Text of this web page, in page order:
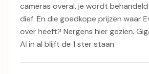
cameras overal, je wordt
dief. En die goedkope prijzen waar
over heeft? Nergens hier gezien.
Al in al blijft de 1 ster staan